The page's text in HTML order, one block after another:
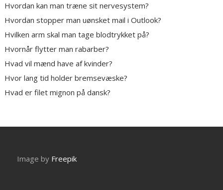
Hvordan kan man træne sit nervesystem?
Hvordan stopper man uønsket mail i Outlook?
Hvilken arm skal man tage blodtrykket på?
Hvornår flytter man rabarber?
Hvad vil mænd have af kvinder?
Hvor lang tid holder bremsevæske?
Hvad er filet mignon på dansk?
Image by Freepik